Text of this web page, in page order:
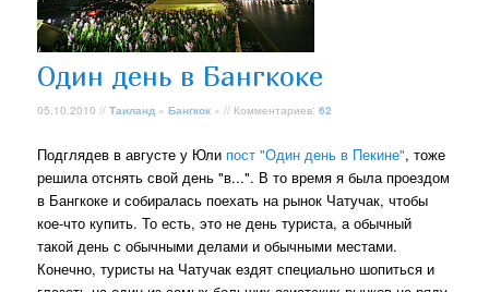
Один день в Бангкоке
05.10.2010 //Таиланд »Бангкок » // Комментариев:62
Подглядев в августе у Юли пост "Один день в Пекине", тоже
решила отснять свой день "в...". В то время я была проездом
в Бангкоке и собиралась поехать на рынок Чатучак, чтобы
кое-что купить. То есть, это не день туриста, а обычный
такой день с обычными делами и обычными местами.
Конечно, туристы на Чатучак ездят специально шопиться и